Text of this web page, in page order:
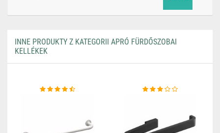
INNE PRODUKTY Z KATEGORII APRÓ FÜRDŐSZOBAI
KELLÉKEK